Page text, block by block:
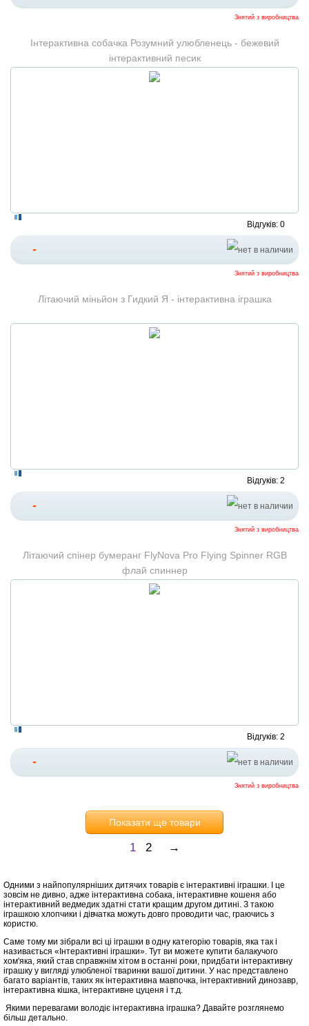
Знятий з виробництва
Інтерактивна собачка Розумний улюбленець - бежевий
інтерактивний песик
Відгуків: 0
-
Знятий з виробництва
Літаючий міньйон з Гидкий Я - інтерактивна іграшка
Відгуків: 2
-
Знятий з виробництва
Літаючий спінер бумеранг FlyNova Pro Flying Spinner RGB
флай спиннер
Відгуків: 2
-
Знятий з виробництва
Показати ще товари
1 2 →
Одними з найпопулярніших дитячих товарів є інтерактивні іграшки. І це
зовсім не дивно, адже інтерактивна собака, інтерактивне кошеня або
інтерактивний ведмедик здатні стати кращим другом дитині. З такою
іграшкою хлопчики і дівчатка можуть довго проводити час, граючись з
користю.
Саме тому ми зібрали всі ці іграшки в одну категорію товарів, яка так і
називається «Інтерактивні іграшки». Тут ви можете купити балакучого
хом'яка, який став справжнім хітом в останні роки, придбати інтерактивну
іграшку у вигляді улюбленої тваринки вашої дитини. У нас представлено
багато варіантів, таких як інтерактивна мавпочка, інтерактивний динозавр,
інтерактивна кішка, інтерактивне цуценя і т.д.
Якими перевагами володіє інтерактивна іграшка? Давайте розглянемо
більш детально.